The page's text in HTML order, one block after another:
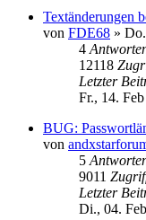
Textänderungen
von FDE68 »
4
12118
Letzter
Fr., 14.
BUG:
von
5
9011
Letzter
Di., 04.